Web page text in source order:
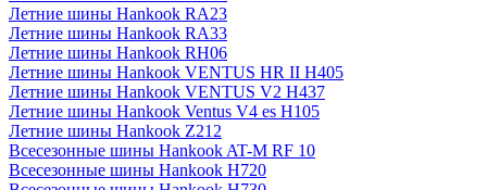
Летние шины Hankook RA23
Летние шины Hankook RA33
Летние шины Hankook RH06
Летние шины Hankook VENTUS HR II H405
Летние шины Hankook VENTUS V2 H437
Летние шины Hankook Ventus V4 es H105
Летние шины Hankook Z212
Всесезонные шины Hankook AT-M RF 10
Всесезонные шины Hankook H720